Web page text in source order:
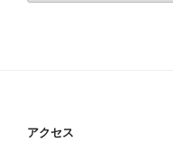
アクセス